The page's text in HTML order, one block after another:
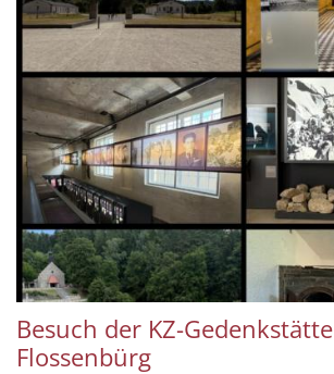
Besuch der KZ-Gedenkstätte
Flossenbürg